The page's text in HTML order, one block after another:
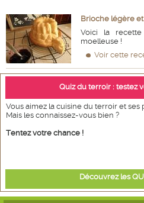
Brioche légère
Voici la
moelleuse !
Voir cette
Quiz du terroir : testez
Vous aimez la cuisine du terroir et ses
Mais les connaissez-vous bien ?
Tentez votre chance !
Découvrez les